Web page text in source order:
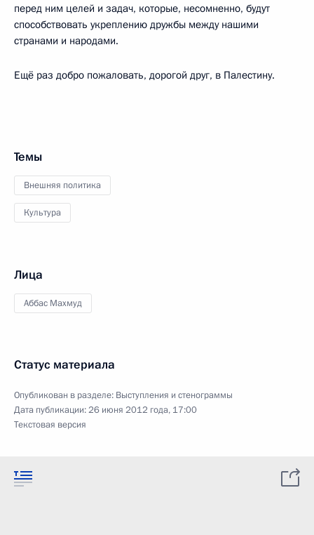
перед ним целей и задач, которые, несомненно, будут
способствовать укреплению дружбы между нашими
странами и народами.
Ещё раз добро пожаловать, дорогой друг, в Палестину.
Темы
Внешняя политика
Культура
Лица
Аббас Махмуд
Статус материала
Опубликован в разделе: Выступления и стенограммы
Дата публикации:26 июня 2012 года, 17:00
Текстовая версия